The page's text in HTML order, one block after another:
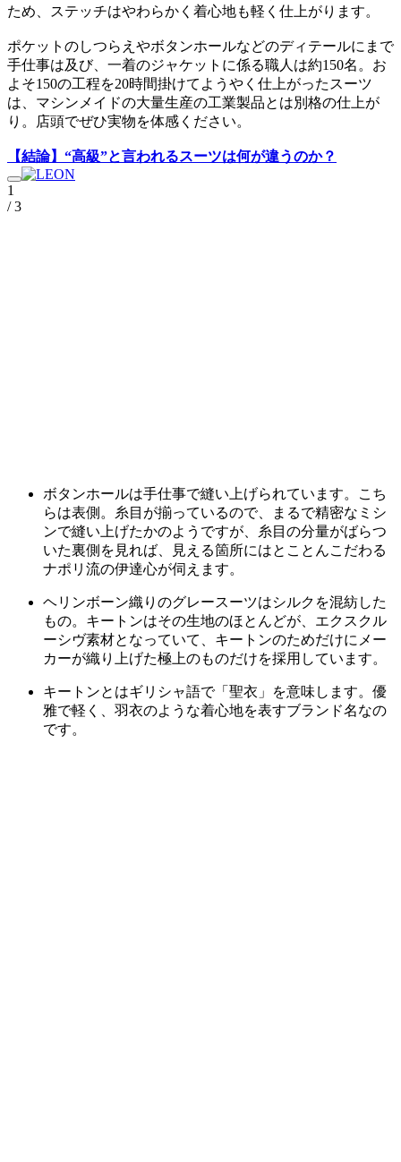
ため、ステッチはやわらかく着心地も軽く仕上がります。
ポケットのしつらえやボタンホールなどのディテールにまで
手仕事は及び、一着のジャケットに係る職人は約150名。お
よそ150の工程を20時間掛けてようやく仕上がったスーツ
は、マシンメイドの大量生産の工業製品とは別格の仕上が
り。店頭でぜひ実物を体感ください。
【結論】“高級”と言われるスーツは何が違うのか？
1
/ 3
ボタンホールは手仕事で縫い上げられています。こち
らは表側。糸目が揃っているので、まるで精密なミシ
ンで縫い上げたかのようですが、糸目の分量がばらつ
いた裏側を見れば、見える箇所にはとことんこだわる
ナポリ流の伊達心が伺えます。
ヘリンボーン織りのグレースーツはシルクを混紡した
もの。キートンはその生地のほとんどが、エクスクル
ーシヴ素材となっていて、キートンのためだけにメー
カーが織り上げた極上のものだけを採用しています。
キートンとはギリシャ語で「聖衣」を意味します。優
雅で軽く、羽衣のような着心地を表すブランド名なの
です。